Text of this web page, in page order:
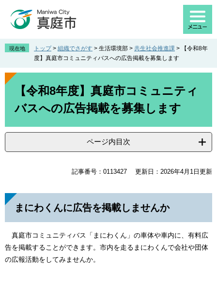
先
。
を
て
現在地 トップ > 組織でさがす > 生活環境部 > 共生社会推進課 >
【令和8年
度】真庭市コミュニティバスへの広告掲載を募集します
本
【令和8年度】真庭市コミュニティ
バスへの広告掲載を募集します
ページ内目次
記事番号：0113427 更新日：2026年4月1日更新
まにわくんに広告を掲載しませんか
真庭市コミュニティバス「まにわくん」の車体や車内に、有料広
告を掲載することができます。市内を走るまにわくんで会社や団体
の広報活動をしてみませんか。